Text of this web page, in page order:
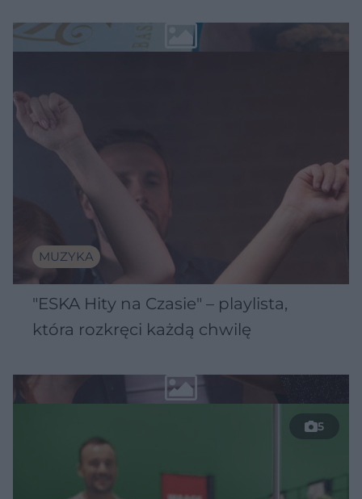
MUZYKA
"ESKA Hity na Czasie" – playlista,
która rozkręci każdą chwilę
5